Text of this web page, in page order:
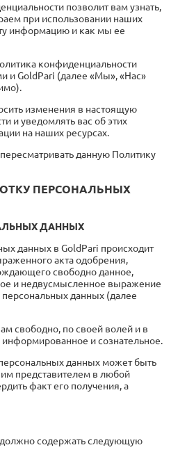
позволит вам узнать,
при использовании наших
информацию и как мы ее
конфиденциальности
и GoldPari (далее «Мы», «Нас»
изменения в настоящую
и уведомлять вас об этих
на наших ресурсах.
данную Политику
ПЕРСОНАЛЬНЫХ
ДАННЫХ
данных в GoldPari происходит
акта одобрения,
свободно данное,
и недвусмысленное выражение
персональных данных (далее
свободно, по своей волей и в
и сознательное.
данных может быть
представителем в любой
факт его получения, а
содержать следующую